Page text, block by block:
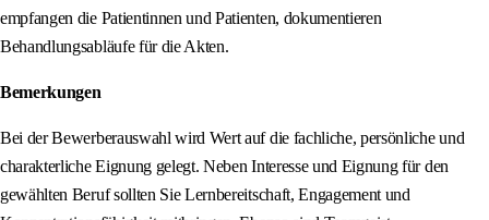
empfangen die Patientinnen und Patienten, dokumentieren
Behandlungsabläufe für die Akten.
Bemerkungen
Bei der Bewerberauswahl wird Wert auf die fachliche, persönliche und
charakterliche Eignung gelegt. Neben Interesse und Eignung für den
gewählten Beruf sollten Sie Lernbereitschaft, Engagement und